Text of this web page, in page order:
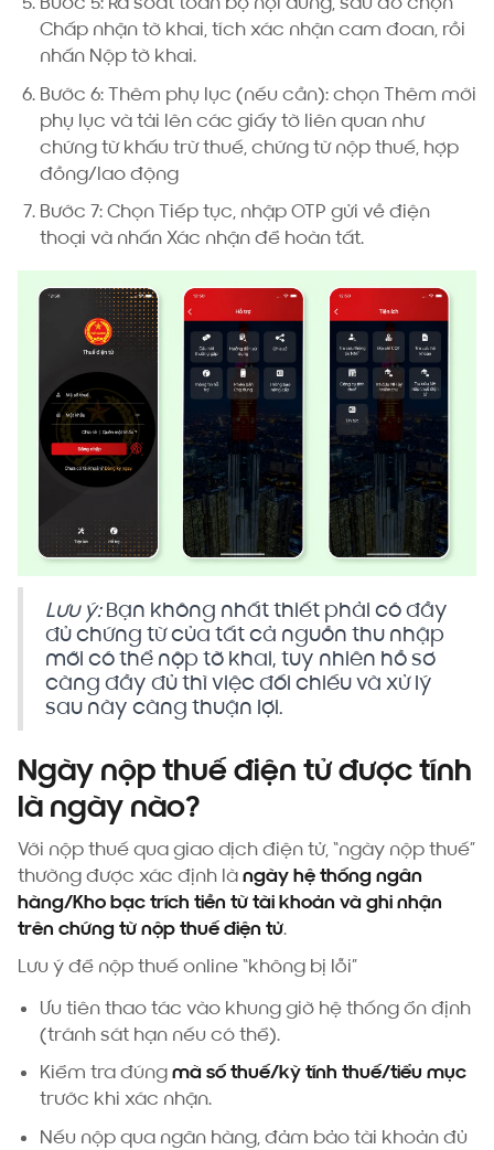
Chấp nhận tờ khai, tích xác nhận cam đoan, rồi
nhấn Nộp tờ khai.
Bước 6: Thêm phụ lục (nếu cần): chọn Thêm mới
phụ lục và tải lên các giấy tờ liên quan như
chứng từ khấu trừ thuế, chứng từ nộp thuế, hợp
đồng/lao động
Bước 7: Chọn Tiếp tục, nhập OTP gửi về điện
thoại và nhấn Xác nhận để hoàn tất.
Lưu ý:Bạn không nhất thiết phải có đầy
đủ chứng từ của tất cả nguồn thu nhập
mới có thể nộp tờ khai, tuy nhiên hồ sơ
càng đầy đủ thì việc đối chiếu và xử lý
sau này càng thuận lợi.
Ngày nộp thuế điện tử được tính
là ngày nào?
Với nộp thuế qua giao dịch điện tử, “ngày nộp thuế”
thường được xác định làngày hệ thống ngân
hàng/Kho bạc trích tiền từ tài khoản và ghi nhận
trên chứng từ nộp thuế điện tử.
Lưu ý để nộp thuế online “không bị lỗi”
Ưu tiên thao tác vào khung giờ hệ thống ổn định
(tránh sát hạn nếu có thể).
Kiểm tra đúngmã số thuế/kỳ tính thuế/tiểu mục
trước khi xác nhận.
Nếu nộp qua ngân hàng, đảm bảo tài khoản đủ